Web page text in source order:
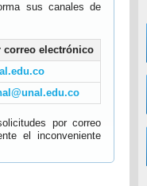
sus canales de
correo electrónico
por correo
el inconveniente